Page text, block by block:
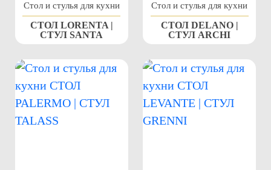
Стол и стулья для кухни
СТОЛ LORENTA |
СТУЛ SANTA
Стол и стулья для кухни
СТОЛ DELANO |
СТУЛ ARCHI